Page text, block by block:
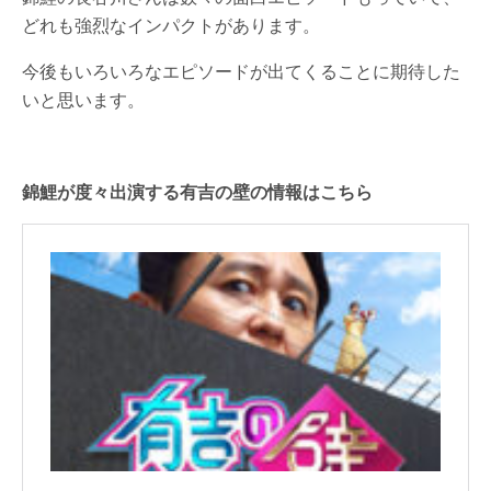
どれも強烈なインパクトがあります。
今後もいろいろなエピソードが出てくることに期待した
いと思います。
錦鯉が度々出演する有吉の壁の情報はこちら